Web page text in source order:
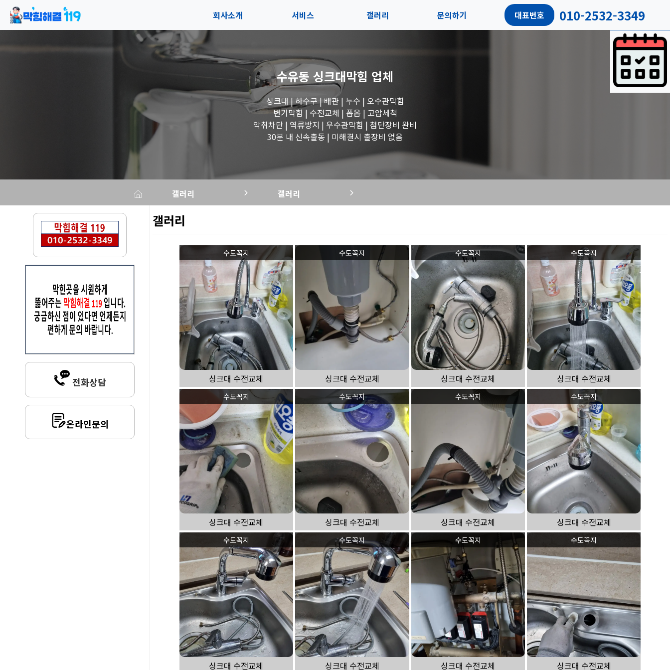
회사소개
오시는길
서비스
블로그
갤러리
수도꼭지 작업
세면대 작업
변기 작업
문의하기 대표번호 010-2532-3349
수유동 싱크대막힘 업체
싱크대 | 하수구 | 배관 | 누수 | 오수관막힘
변기막힘 | 수전교체 | 폽옵 | 고압세척
악취차단 | 역류방지 | 우수관막힘 | 첨단장비 완비
30분 내 신속출동 | 미해결시 출장비 없음
갤러리 갤러리
전화상담
온라인문의
갤러리
수도꼭지
싱크대 수전교체
수도꼭지
싱크대 수전교체
수도꼭지
싱크대 수전교체
수도꼭지
싱크대 수전교체
수도꼭지
싱크대 수전교체
수도꼭지
싱크대 수전교체
수도꼭지
싱크대 수전교체
수도꼭지
싱크대 수전교체
수도꼭지
싱크대 수전교체
수도꼭지
싱크대 수전교체
수도꼭지
싱크대 수전교체
수도꼭지
싱크대 수전교체